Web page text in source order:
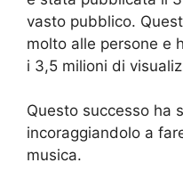
vasto pubblico.
molto alle persone e
i 3,5 milioni di
Questo successo ha
incoraggiandolo a
musica.